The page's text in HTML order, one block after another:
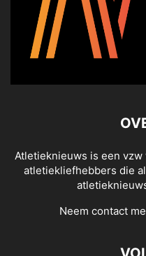
Atletieknieuws is een
atletiekliefhebbers die
Neem contact